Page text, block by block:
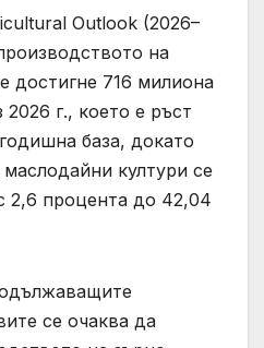
Outlook (2026–
на
достигне 716 милиона
г., което е ръст
база, докато
култури се
2,6 процента до 42,04
се очаква да